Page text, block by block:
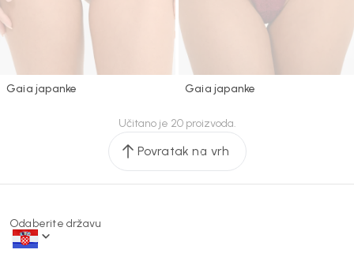
Gaia japanke Gaia japanke
Učitano je 20 proizvoda.
Povratak na vrh
Odaberite državu